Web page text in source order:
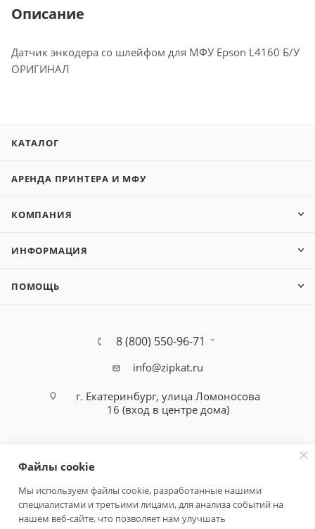
Описание
Датчик энкодера со шлейфом для МФУ Epson L4160 Б/У
ОРИГИНАЛ
КАТАЛОГ
АРЕНДА ПРИНТЕРА И МФУ
КОМПАНИЯ
ИНФОРМАЦИЯ
ПОМОЩЬ
8 (800) 550-96-71
info@zipkat.ru
г. Екатеринбург, улица Ломоносова
16 (вход в центре дома)
Политика конфиденциальности
Файлы cookie
Мы используем файлы cookie, разработанные нашими
специалистами и третьими лицами, для анализа событий на
нашем веб-сайте, что позволяет нам улучшать